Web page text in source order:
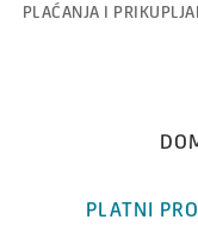
PLAĆANJA I
PLATNI